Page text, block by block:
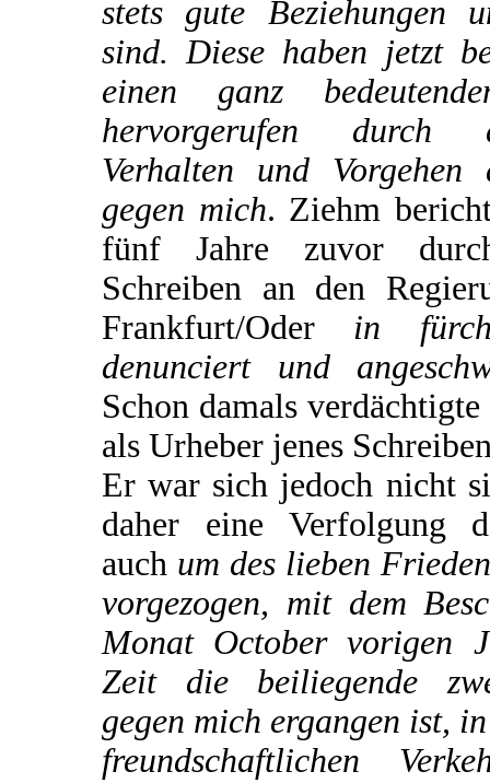
stets gute Beziehungen
sind. Diese haben jetzt
einen ganz
hervorgerufen durch
Verhalten und Vorgehen
gegen mich. Ziehm
fünf Jahre zuvor
Schreiben an den
Frankfurt/Oder in
denunciert und
Schon damals
als Urheber jenes
Er war sich jedoch nicht
daher eine Verfolgung
auch um des lieben
vorgezogen, mit dem
Monat October vorigen
Zeit die beiliegende
gegen mich ergangen ist,
freundschaftlichen